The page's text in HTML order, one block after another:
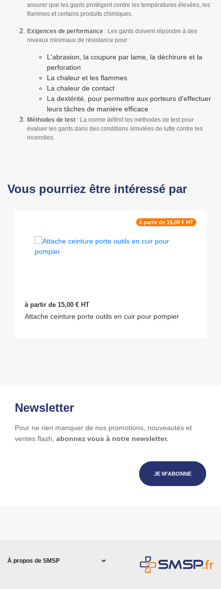
assurer que les gants protègent contre les températures élevées, les
flammes et certains produits chimiques.
Exigences de performance : Les gants doivent répondre à des
niveaux minimaux de résistance pour :
L'abrasion, la coupure par lame, la déchirure et la
perforation
La chaleur et les flammes
La chaleur de contact
La dextérité, pour permettre aux porteurs d'effectuer
leurs tâches de manière efficace
Méthodes de test : La norme définit les méthodes de test pour
évaluer les gants dans des conditions simulées de lutte contre les
incendies.
Vous pourriez être intéressé par
à partir de 15,00 € HT
à partir de 15,00 € HT
Attache ceinture porte outils en cuir pour pompier
Newsletter
Pour ne rien manquer de nos promotions, nouveautés et
ventes flash, abonnez vous à notre newsletter.
JE M’ABONNE
À propos de SMSP